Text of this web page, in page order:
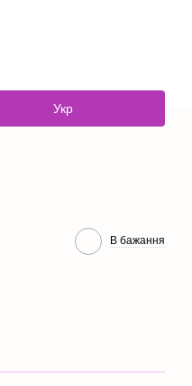
Укр
В бажання